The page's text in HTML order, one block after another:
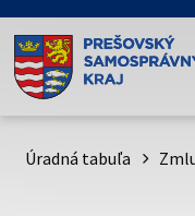
Doména psk.sk je
Toto je oficiálna
psk.sk.
Úradná tabuľa